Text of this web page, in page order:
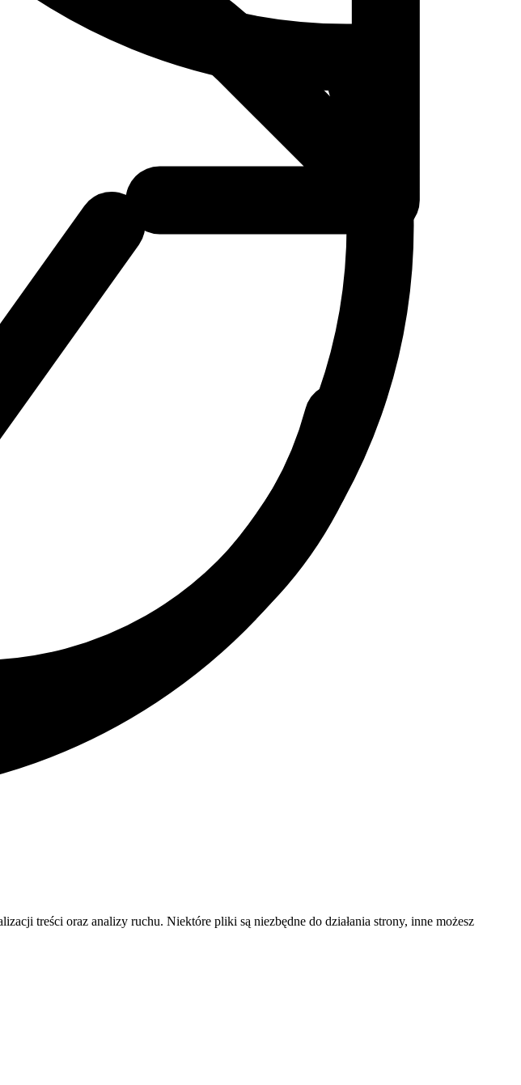
treści oraz analizy ruchu. Niektóre pliki są niezbędne do działania strony, inne możesz